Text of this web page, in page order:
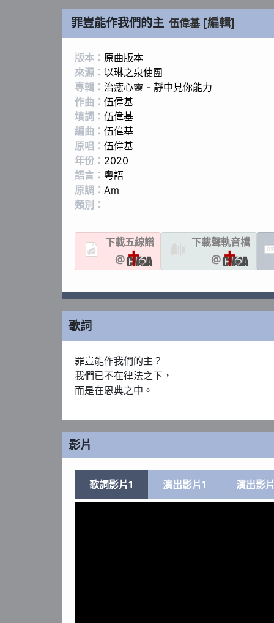
罪豈能作我們的主 伍偉基 [編輯]
版本： 原曲版本
來源： 以琳之泉使團
專輯： 治癒心靈 - 靜中見你能力
作曲： 伍偉基
填詞： 伍偉基
編曲： 伍偉基
原唱： 伍偉基
年份： 2020
語言： 粵語
原調： Am
類別：
下載五線譜
@
下載聲軌音檔
@
歌詞
罪豈能作我們的主？
我們已不在律法之下，
而是在恩典之中。
影片
歌詞影片1 演出影片1 演出影